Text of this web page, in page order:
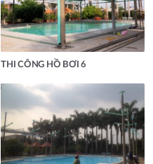
THI CÔNG HỒ BƠI 6